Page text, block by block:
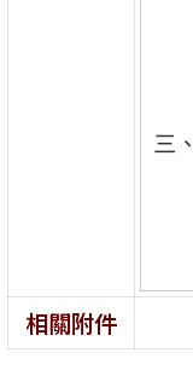
三、
相關附件